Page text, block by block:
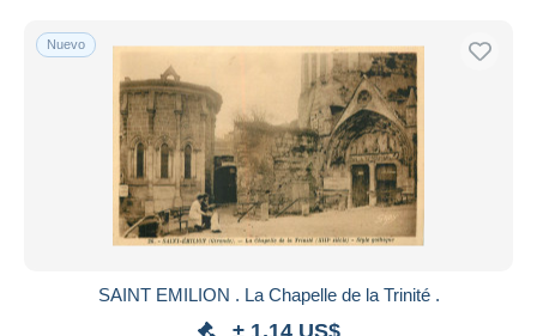
Nuevo
SAINT EMILION . La Chapelle de la Trinité .
± 1,14 US$